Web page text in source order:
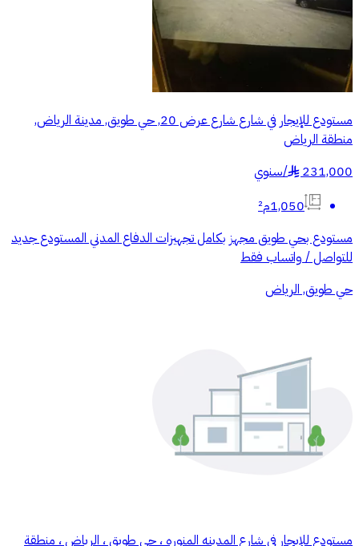
مستودع للإيجار في شارع شارع عرض 20, حي طويق, مدينة الرياض,
منطقة الرياض
231,000
§
/سنوي
1,050م²
مستودع بحي طويق مجهز بكامل تجهيزات الدفاع المدني المستودع جديد
للتواصل / واتساب فقط
حي طويق, الرياض
مستودع للإيجار في شارع المدينه المنوره ، حي طويق ، الرياض ، منطقة